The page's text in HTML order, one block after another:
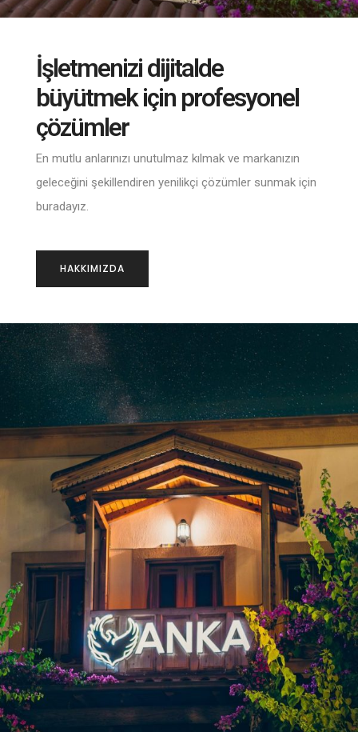
İşletmenizi dijitalde
büyütmek için profesyonel
çözümler
En mutlu anlarınızı unutulmaz kılmak ve markanızın
geleceğini şekillendiren yenilikçi çözümler sunmak için
buradayız.
HAKKIMIZDA